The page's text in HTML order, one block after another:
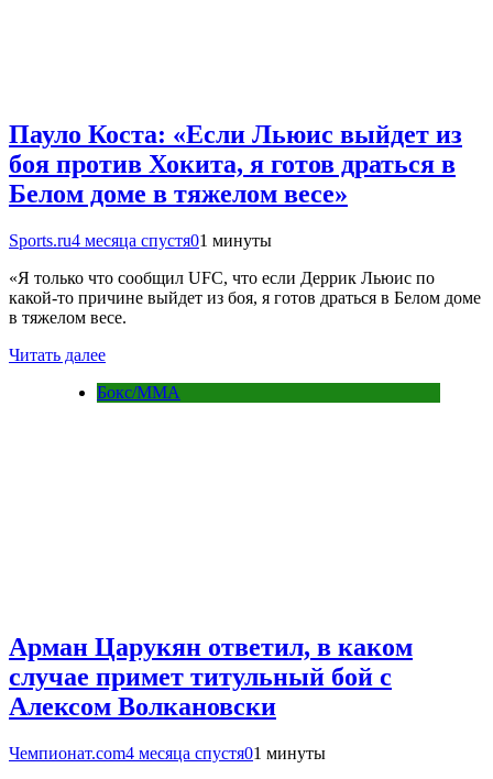
Пауло Коста: «Если Льюис выйдет из
боя против Хокита, я готов драться в
Белом доме в тяжелом весе»
Sports.ru4 месяца спустя01 минуты
«Я только что сообщил UFC, что если Деррик Льюис по
какой-то причине выйдет из боя, я готов драться в Белом доме
в тяжелом весе.
Читать далее
Бокс/MMA
Арман Царукян ответил, в каком
случае примет титульный бой с
Алексом Волкановски
Чемпионат.com4 месяца спустя01 минуты